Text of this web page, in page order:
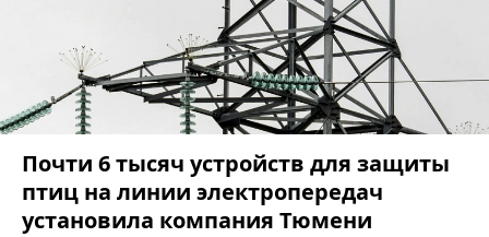
Почти 6 тысяч устройств для защиты
птиц на линии электропередач
установила компания Тюмени